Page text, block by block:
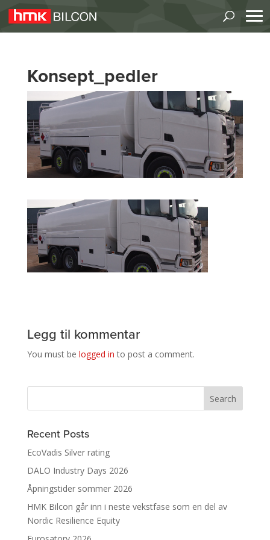
Konsept_pedler
Legg til kommentar
You must be logged in to post a comment.
Recent Posts
EcoVadis Silver rating
DALO Industry Days 2026
Åpningstider sommer 2026
HMK Bilcon går inn i neste vekstfase som en del av
Nordic Resilience Equity